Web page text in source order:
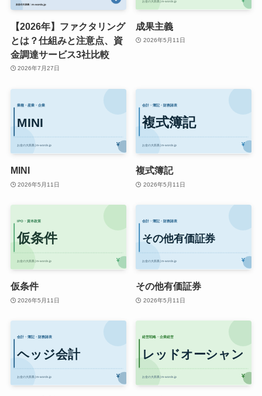
【2026年】ファクタリング
とは？仕組みと注意点、資
金調達サービス3社比較
2026年7月27日
成果主義
2026年5月11日
MINI
2026年5月11日
複式簿記
2026年5月11日
仮条件
2026年5月11日
その他有価証券
2026年5月11日